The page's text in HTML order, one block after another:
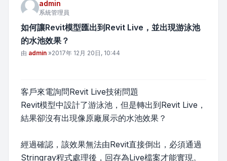
admin
系統管理員
如何讓Revit模型匯出到Revit Live，並出現游泳池
的水池效果？
文章
由 admin »2017年 12月 20日, 10:44
客戶來電詢問Revit Live技術問題
Revit模型中設計了游泳池，但是轉出到Revit Live，
結果卻沒有出現像原廠展示的水池效果？
經過確認，該效果無法由Revit直接倒出，必須通過
Stringray程式處理後，回存為Live檔案才能實現。